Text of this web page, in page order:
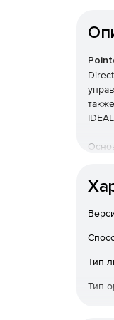
Тип
Тип